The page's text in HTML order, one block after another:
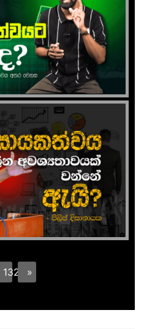
132 »